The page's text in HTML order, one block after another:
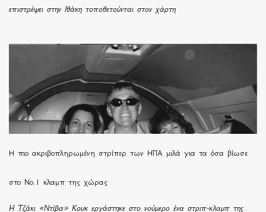
επιστρέψει στην Ιθάκη τοποθετούνται στον χάρτη
H πιο ακριβοπληρωμένη στρίπερ των ΗΠΑ μιλά για τα όσα βίωσε
στο Νο.1 κλαμπ της χώρας
Η Τζάκι «Ντίβα» Κουκ εργάστηκε στο νούμερο ένα στριπ-κλαμπ της